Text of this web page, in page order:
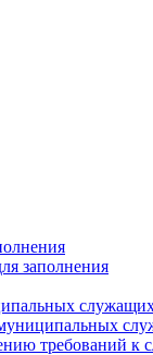
заполнения
требований